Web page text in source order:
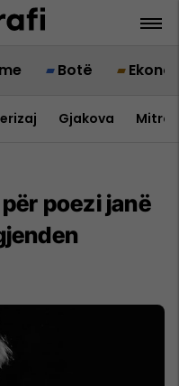
Botë
Gjakova
poezi janë